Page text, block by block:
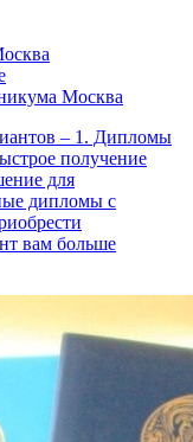
Москва
– 1. Дипломы
получение
для
дипломы с
вам больше